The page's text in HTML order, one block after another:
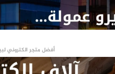
أفضل متجر الكتروني